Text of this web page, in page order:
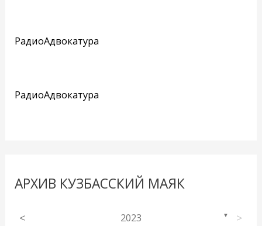
РадиоАдвокатура
РадиоАдвокатура
АРХИВ КУЗБАССКИЙ МАЯК
< 2023 ▼ >